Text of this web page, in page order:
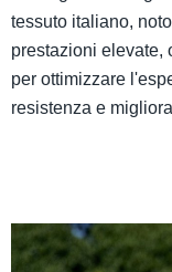
tessuto italiano,
prestazioni elevate,
per ottimizzare
resistenza e